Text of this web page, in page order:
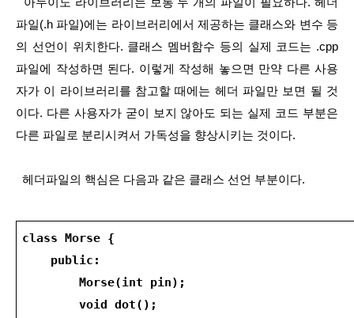
파일(.h 파일)에는 라이브러리에서 제공하는 클래스와 변수 등
의 선언이 위치한다. 클래스 멤버함수 등의 실제 코드는 .cpp
파일에 작성하면 된다. 이렇게 작성해 놓으면 만약 다른 사용
자가 이 라이브러리를 참고할 때에는 헤더 파일만 보면 될 것
이다. 다른 사용자가 굳이 보지 않아도 되는 실제 코드 부분은
다른 파일로 분리시켜서 가독성을 향상시키는 것이다.
헤더파일의 핵심은 다음과 같은 클래스 선언 부분이다.
class Morse {
public:
Morse(int pin);
void dot();